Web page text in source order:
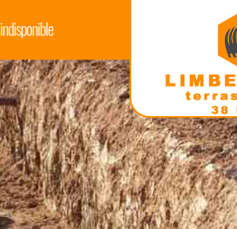
indisponible